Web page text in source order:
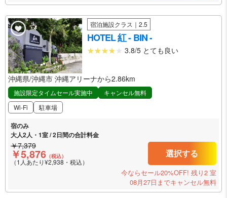
宿泊施設クラス｜2.5
HOTEL 紅 - BIN -
3.8/5 とても良い
沖縄県/沖縄市 沖縄アリーナから2.86km
施設限定タイムセール実施中
キャンセル無料
Wi-Fi
駐車場
宿のみ
大人2人・1室 / 2日間の合計料金
￥7,379
￥5,876 （税込）
（1人あたり¥2,938・税込）
選択する
今ならセール20%OFF! 残り2 室
08月27日までキャンセル無料